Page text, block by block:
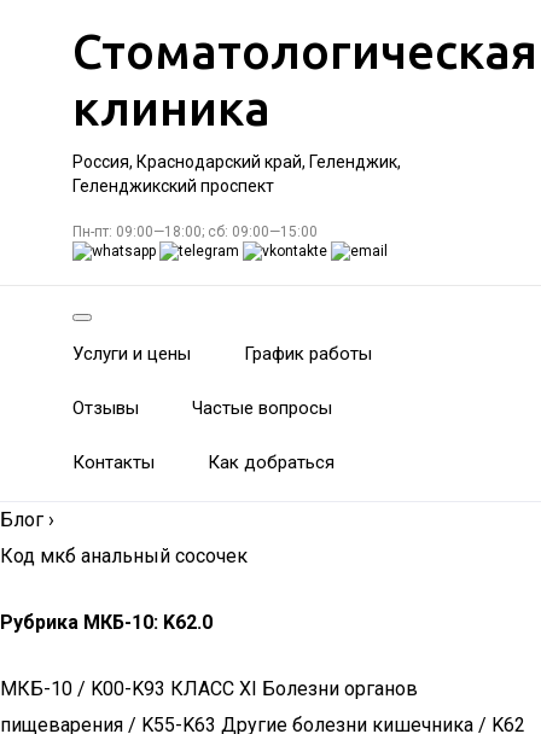
Стоматологическая
клиника
Россия, Краснодарский край, Геленджик,
Геленджикский проспект
Пн-пт: 09:00—18:00; сб: 09:00—15:00
Услуги и цены График работы
Отзывы Частые вопросы
Контакты Как добраться
Блог ›
Код мкб анальный сосочек
Рубрика МКБ-10: K62.0
МКБ-10 / K00-K93 КЛАСС XI Болезни органов
пищеварения / K55-K63 Другие болезни кишечника / K62